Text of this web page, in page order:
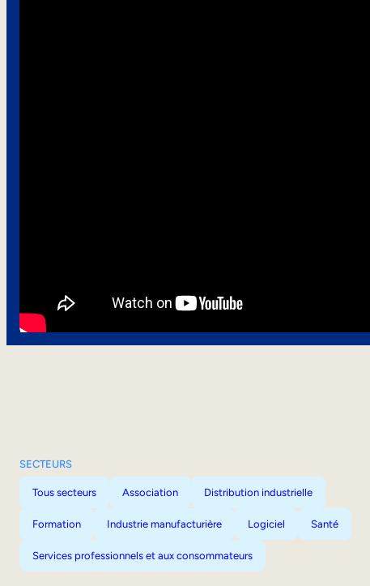
SECTEURS
Tous secteurs Association Distribution industrielle
Formation Industrie manufacturière Logiciel Santé
Services professionnels et aux consommateurs